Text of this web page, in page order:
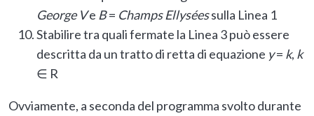
George Ve B= Champs Ellyséessulla Linea 1
Stabilire tra quali fermate la Linea 3 può essere
descritta da un tratto di retta di equazione y= k, k
∈ R
Ovviamente, a seconda del programma svolto durante